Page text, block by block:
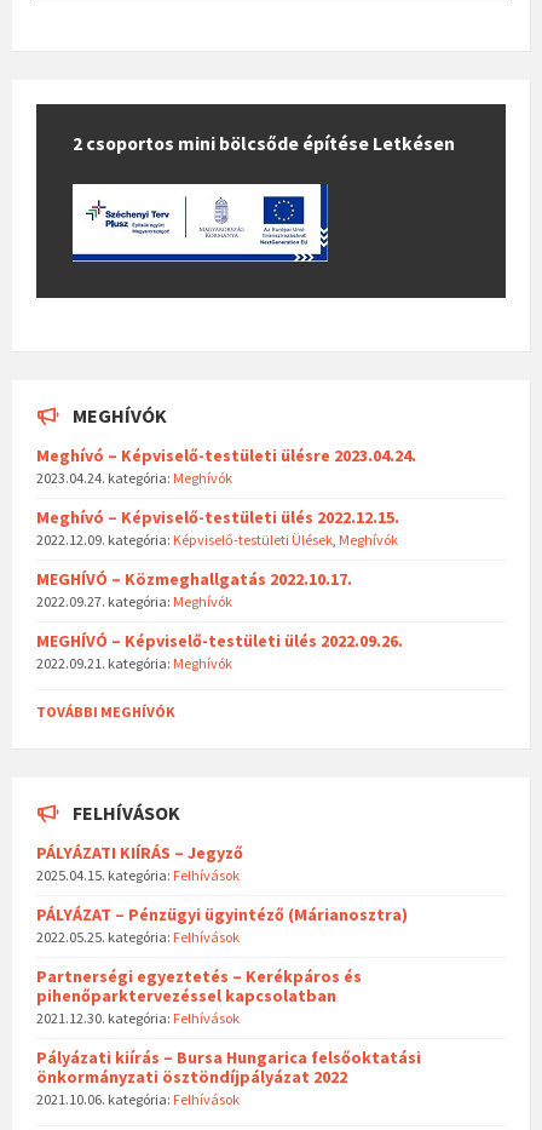
2 csoportos mini bölcsőde építése Letkésen
MEGHÍVÓK
Meghívó – Képviselő-testületi ülésre 2023.04.24.
2023.04.24. kategória: Meghívók
Meghívó – Képviselő-testületi ülés 2022.12.15.
2022.12.09. kategória: Képviselő-testületi Ülések Meghívók
MEGHÍVÓ – Közmeghallgatás 2022.10.17.
2022.09.27. kategória: Meghívók
MEGHÍVÓ – Képviselő-testületi ülés 2022.09.26.
2022.09.21. kategória: Meghívók
TOVÁBBI MEGHÍVÓK
FELHÍVÁSOK
PÁLYÁZATI KIÍRÁS – Jegyző
2025.04.15. kategória: Felhívások
PÁLYÁZAT – Pénzügyi ügyintéző (Márianosztra)
2022.05.25. kategória: Felhívások
Partnerségi egyeztetés – Kerékpáros és
pihenőparktervezéssel kapcsolatban
2021.12.30. kategória: Felhívások
Pályázati kiírás – Bursa Hungarica felsőoktatási
önkormányzati ösztöndíjpályázat 2022
2021.10.06. kategória: Felhívások